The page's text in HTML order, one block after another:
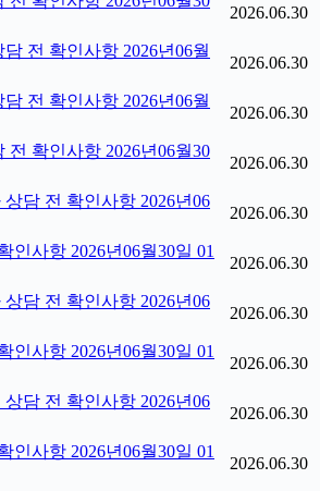
2026.06.30
전 확인사항 2026년06월
2026.06.30
전 확인사항 2026년06월
2026.06.30
전 확인사항 2026년06월30
2026.06.30
담 전 확인사항 2026년06
2026.06.30
인사항 2026년06월30일 01
2026.06.30
담 전 확인사항 2026년06
2026.06.30
인사항 2026년06월30일 01
2026.06.30
담 전 확인사항 2026년06
2026.06.30
인사항 2026년06월30일 01
2026.06.30